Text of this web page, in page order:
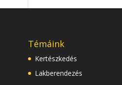
Témáink
Kertészkedés
Lakberendezés